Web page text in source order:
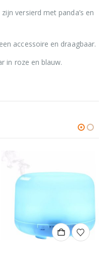
versierd met panda’s en
accessoire en draagbaar.
in roze en blauw.